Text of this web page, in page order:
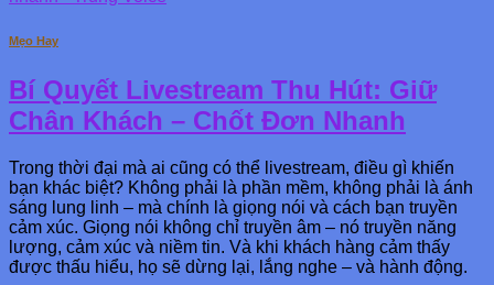
Mẹo Hay
Bí Quyết Livestream Thu Hút: Giữ
Chân Khách – Chốt Đơn Nhanh
Trong thời đại mà ai cũng có thể livestream, điều gì khiến
bạn khác biệt? Không phải là phần mềm, không phải là ánh
sáng lung linh – mà chính là giọng nói và cách bạn truyền
cảm xúc. Giọng nói không chỉ truyền âm – nó truyền năng
lượng, cảm xúc và niềm tin. Và khi khách hàng cảm thấy
được thấu hiểu, họ sẽ dừng lại, lắng nghe – và hành động.